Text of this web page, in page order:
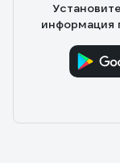
информация